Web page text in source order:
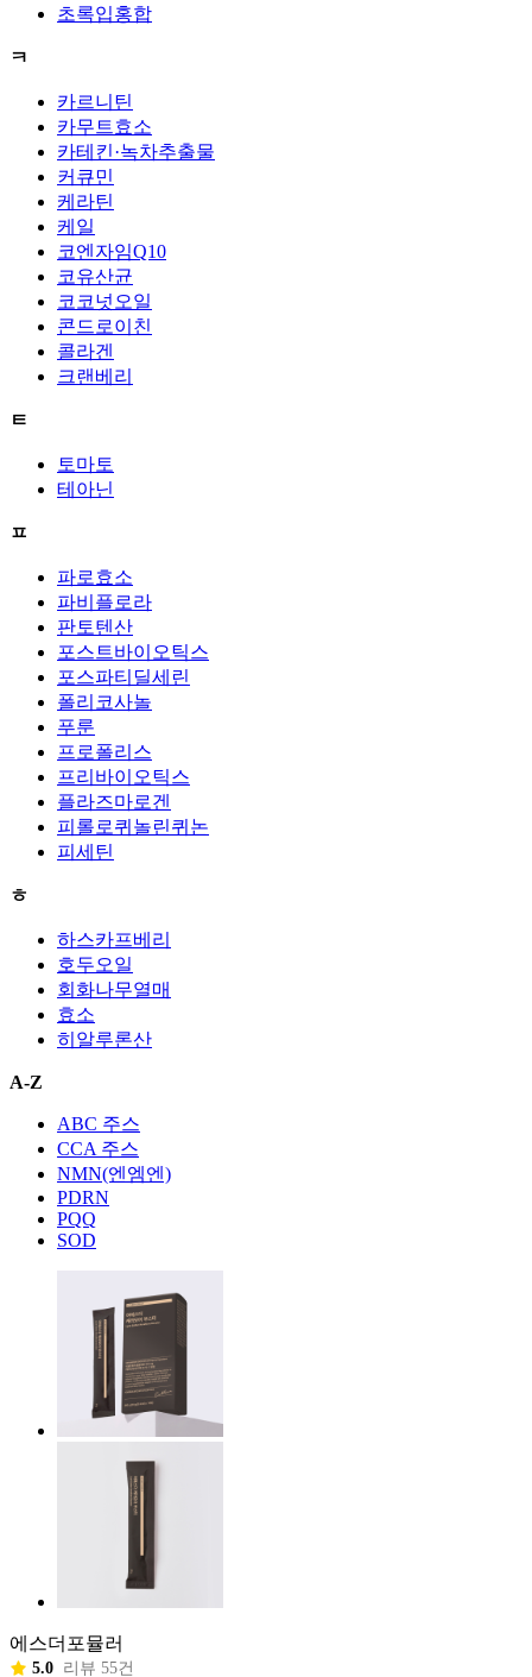
초록입홍합
ㅋ
카르니틴
카무트효소
카테킨·녹차추출물
커큐민
케라틴
케일
코엔자임Q10
코유산균
코코넛오일
콘드로이친
콜라겐
크랜베리
ㅌ
토마토
테아닌
ㅍ
파로효소
파비플로라
판토텐산
포스트바이오틱스
포스파티딜세린
폴리코사놀
푸룬
프로폴리스
프리바이오틱스
플라즈마로겐
피롤로퀴놀린퀴논
피세틴
ㅎ
하스카프베리
호두오일
회화나무열매
효소
히알루론산
A-Z
ABC 주스
CCA 주스
NMN(엔엠엔)
PDRN
PQQ
SOD
에스더포뮬러
5.0 리뷰 55건